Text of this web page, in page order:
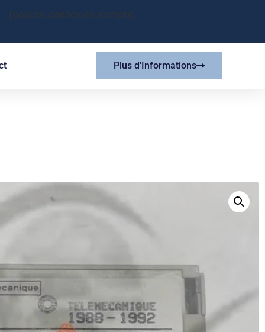
[bouton_connexion_compte]
Plus d'Informations